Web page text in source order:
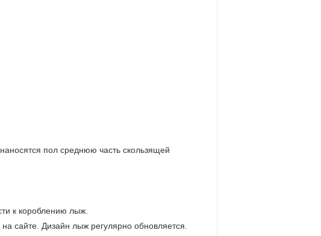
пол среднюю часть скользящей
к короблению лыж.
сайте. Дизайн лыж регулярно обновляется.